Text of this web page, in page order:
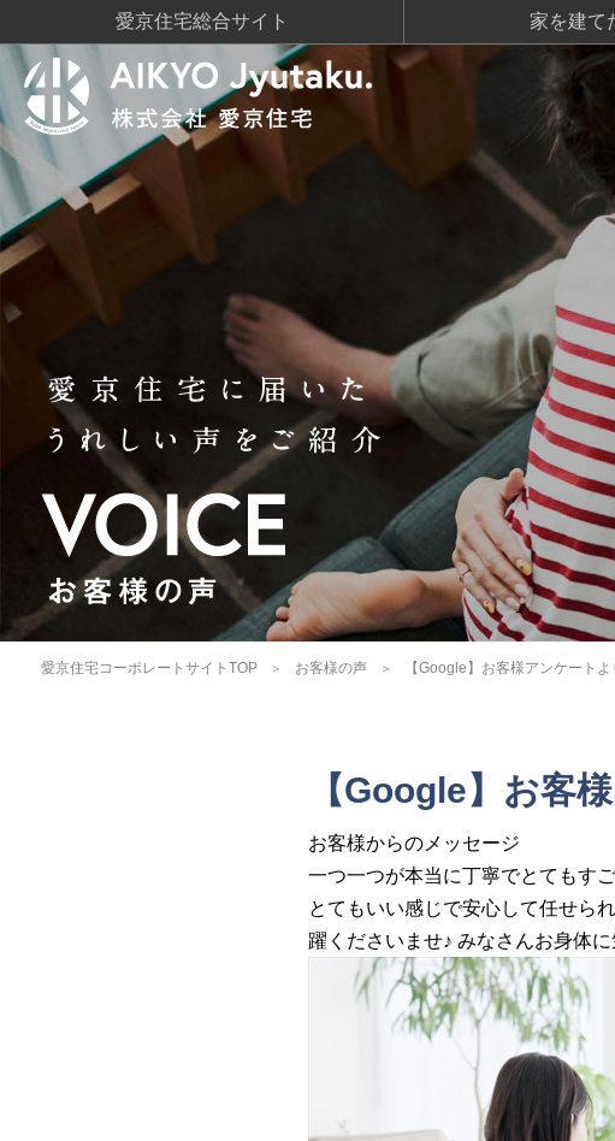
愛京住宅総合サイト 家を建て
愛京住宅コーポレートサイトTOP お客様の声 【Google】お客様アンケートよ
【Google】お客
お客様からのメッセージ
一つ一つが本当に丁寧でとてもす
とてもいい感じで安心して任せら
躍くださいませ♪ みなさんお身体に